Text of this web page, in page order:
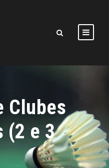
Clubes
(2 e 3